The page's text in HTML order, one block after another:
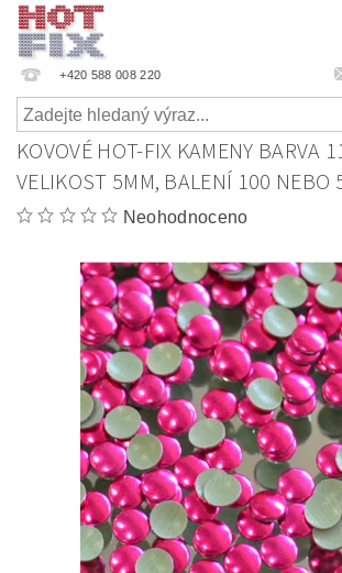
+420 588 008 220
KOVOVÉ HOT-FIX KAMENY BARVA
VELIKOST 5MM, BALENÍ 100 NEBO
Neohodnoceno